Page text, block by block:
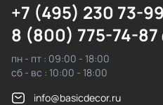
+7 (495) 230 73-99
8 (800) 775-74-87
пн - пт : 09:00 - 18:00
сб - вс : 10:00 - 18:00
info@basicdecor.ru